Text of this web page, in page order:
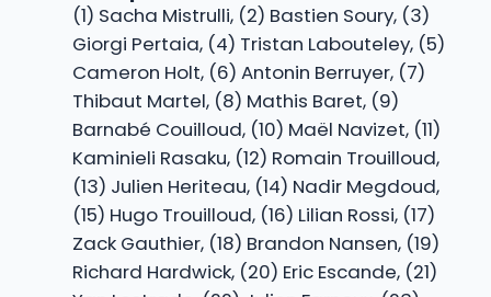
(1) Sacha Mistrulli, (2) Bastien Soury, (3)
Giorgi Pertaia, (4) Tristan Labouteley, (5)
Cameron Holt, (6) Antonin Berruyer, (7)
Thibaut Martel, (8) Mathis Baret, (9)
Barnabé Couilloud, (10) Maël Navizet, (11)
Kaminieli Rasaku, (12) Romain Trouilloud,
(13) Julien Heriteau, (14) Nadir Megdoud,
(15) Hugo Trouilloud, (16) Lilian Rossi, (17)
Zack Gauthier, (18) Brandon Nansen, (19)
Richard Hardwick, (20) Eric Escande, (21)